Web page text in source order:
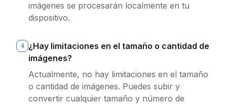
imágenes se procesarán localmente en tu
dispositivo.
4
¿Hay limitaciones en el tamaño o cantidad de
imágenes?
Actualmente, no hay limitaciones en el tamaño
o cantidad de imágenes. Puedes subir y
convertir cualquier tamaño y número de